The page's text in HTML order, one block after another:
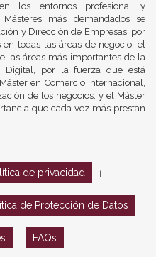
los entornos profesional y
más demandados se
y Dirección de Empresas, por
todas las áreas de negocio, el
las áreas más importantes de la
Digital, por la fuerza que está
en Comercio Internacional,
de los negocios, y el Máster
que cada vez más prestan
de privacidad
de Protección de Datos
FAQs